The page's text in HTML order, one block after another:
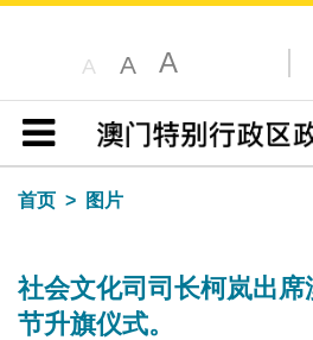
A A A
目录
首页
图片
社会文化司司长柯岚出
节升旗仪式。